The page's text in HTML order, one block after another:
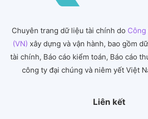
Chuyên trang dữ liệu tài chính do
(VN) xây dựng và vận hành, bao gồm
tài chính, Báo cáo kiểm toán, Báo cáo
công ty đại chúng và niêm yết Việt
Liên kết